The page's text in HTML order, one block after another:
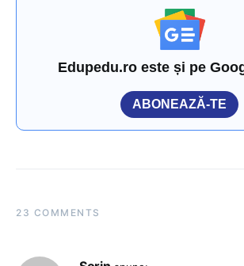
Edupedu.ro este și pe
ABONEAZĂ-TE
23 COMMENTS